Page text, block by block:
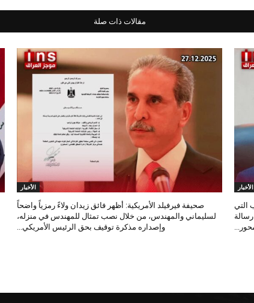
مقالات ذات صلة
الأخبار
التي
الأخبار
صحيفة فيرفيلد الأمريكية: أظهر فائق زيدان ولاءً رمزياً واضحاً
لسليماني والمهندس، من خلال نصب تمثال للمهندس في منزله،
وإصداره مذكرة توقيف بحق الرئيس الأمريكي...